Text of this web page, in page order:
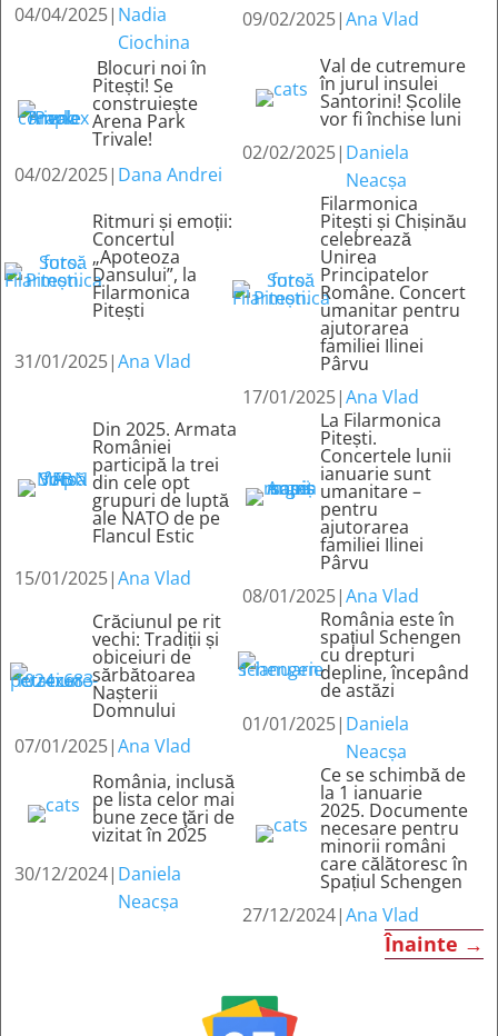
04/04/2025| Nadia
Ciochina
09/02/2025|Ana Vlad
Blocuri noi în
Pitești! Se
construiește
Arena Park
Trivale!
04/02/2025| Dana Andrei
Val de cutremure
în jurul insulei
Santorini! Școlile
vor fi închise luni
02/02/2025| Daniela
Neacșa
Ritmuri și emoții:
Concertul
„Apoteoza
Dansului”, la
Filarmonica
Pitești
31/01/2025|Ana Vlad
Filarmonica
Pitești și Chișinău
celebrează
Unirea
Principatelor
Române. Concert
umanitar pentru
ajutorarea
familiei Ilinei
Pârvu
17/01/2025|Ana Vlad
Din 2025. Armata
României
participă la trei
din cele opt
grupuri de luptă
ale NATO de pe
Flancul Estic
15/01/2025|Ana Vlad
La Filarmonica
Pitești.
Concertele lunii
ianuarie sunt
umanitare –
pentru
ajutorarea
familiei Ilinei
Pârvu
08/01/2025|Ana Vlad
Crăciunul pe rit
vechi: Tradiții și
obiceiuri de
sărbătoarea
Nașterii
Domnului
07/01/2025|Ana Vlad
România este în
spațiul Schengen
cu drepturi
depline, începând
de astăzi
01/01/2025| Daniela
Neacșa
România, inclusă
pe lista celor mai
bune zece ţări de
vizitat în 2025
30/12/2024| Daniela
Neacșa
Ce se schimbă de
la 1 ianuarie
2025. Documente
necesare pentru
minorii români
care călătoresc în
Spațiul Schengen
27/12/2024|Ana Vlad
Înainte →